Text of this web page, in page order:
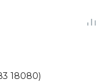
18080)